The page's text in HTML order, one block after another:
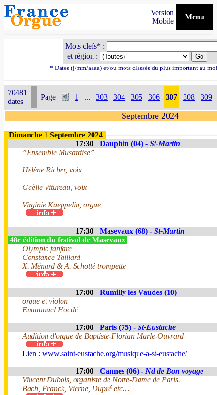
Version
Mobile
Menu
Mots clefs* :
et région :
* Dates (j/mm/aaaa) et/ou mots classés du plus important au
70481
dates
Page 1 ... 303 304 305 306 307 308 309
Septembre 2024
Dimanche 1 Septembre 2024
17:30
Dauphin (04) - St-Martin
”Ensemble Musardise”
Hélène Richer, voix
Gaëlle Vitureau, voix
Virginie Kaeppelin, orgue
17:30 Masevaux (68) - St-Martin
48e édition du festival de Masevaux
Olympic fanfare
Constance Taillard
X. Ménard & A. Schotté trompette
17:00
Rumilly les Vaudes (10)
orgue et violon
Emmanuel Hocdé
17:00 Paris (75) - St-Eustache
Audition d'orgue de Baptiste-Florian Marle-Ouvrard
Lien : www.saint-eustache.org/musique-a-st-eustache/
17:00 Cannes (06) - Nd de Bon voyage
Vincent Dubois, organiste de Notre-Dame de Paris.
Bach, Franck, Vierne, Dupré etc…